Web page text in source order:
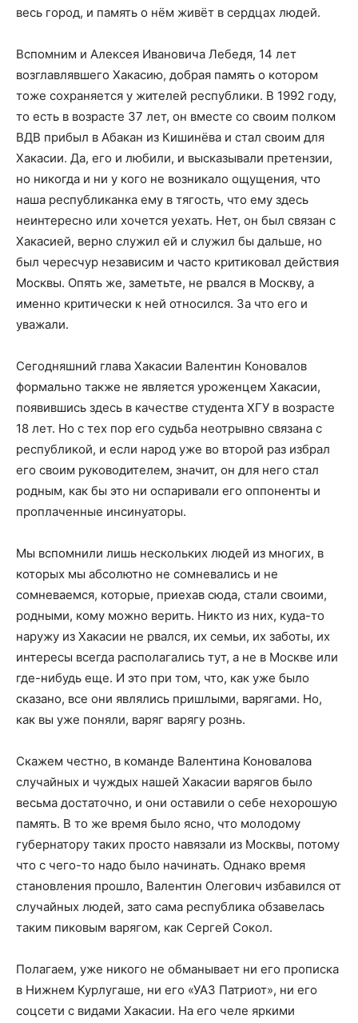
весь город, и память о нём живёт в сердцах людей.
Вспомним и Алексея Ивановича Лебедя, 14 лет
возглавлявшего Хакасию, добрая память о котором
тоже сохраняется у жителей республики. В 1992 году,
то есть в возрасте 37 лет, он вместе со своим полком
ВДВ прибыл в Абакан из Кишинёва и стал своим для
Хакасии. Да, его и любили, и высказывали претензии,
но никогда и ни у кого не возникало ощущения, что
наша республиканка ему в тягость, что ему здесь
неинтересно или хочется уехать. Нет, он был связан с
Хакасией, верно служил ей и служил бы дальше, но
был чересчур независим и часто критиковал действия
Москвы. Опять же, заметьте, не рвался в Москву, а
именно критически к ней относился. За что его и
уважали.
Сегодняшний глава Хакасии Валентин Коновалов
формально также не является уроженцем Хакасии,
появившись здесь в качестве студента ХГУ в возрасте
18 лет. Но с тех пор его судьба неотрывно связана с
республикой, и если народ уже во второй раз избрал
его своим руководителем, значит, он для него стал
родным, как бы это ни оспаривали его оппоненты и
проплаченные инсинуаторы.
Мы вспомнили лишь нескольких людей из многих, в
которых мы абсолютно не сомневались и не
сомневаемся, которые, приехав сюда, стали своими,
родными, кому можно верить. Никто из них, куда-то
наружу из Хакасии не рвался, их семьи, их заботы, их
интересы всегда располагались тут, а не в Москве или
где-нибудь еще. И это при том, что, как уже было
сказано, все они являлись пришлыми, варягами. Но,
как вы уже поняли, варяг варягу рознь.
Скажем честно, в команде Валентина Коновалова
случайных и чуждых нашей Хакасии варягов было
весьма достаточно, и они оставили о себе нехорошую
память. В то же время было ясно, что молодому
губернатору таких просто навязали из Москвы, потому
что с чего-то надо было начинать. Однако время
становления прошло, Валентин Олегович избавился от
случайных людей, зато сама республика обзавелась
таким пиковым варягом, как Сергей Сокол.
Полагаем, уже никого не обманывает ни его прописка
в Нижнем Курлугаше, ни его «УАЗ Патриот», ни его
соцсети с видами Хакасии. На его челе яркими